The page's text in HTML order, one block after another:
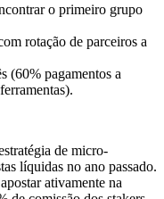
o primeiro grupo
rotação de parceiros a
(60% pagamentos a
de micro-
líquidas no ano passado.
ativamente na